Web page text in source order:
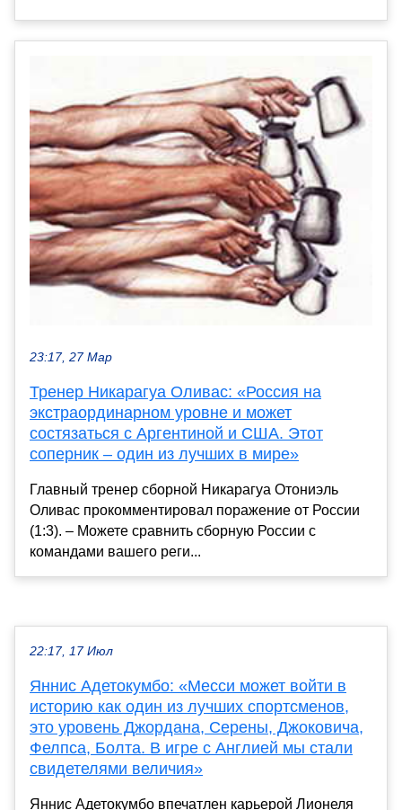
23:17, 27 Мар
Тренер Никарагуа Оливас: «Россия на
экстраординарном уровне и может
состязаться с Аргентиной и США. Этот
соперник – один из лучших в мире»
Главный тренер сборной Никарагуа Отониэль
Оливас прокомментировал поражение от России
(1:3). – Можете сравнить сборную России с
командами вашего реги...
22:17, 17 Июл
Яннис Адетокумбо: «Месси может войти в
историю как один из лучших спортсменов,
это уровень Джордана, Серены, Джоковича,
Фелпса, Болта. В игре с Англией мы стали
свидетелями величия»
Яннис Адетокумбо впечатлен карьерой Лионеля